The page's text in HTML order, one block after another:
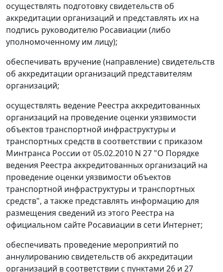
осуществлять подготовку свидетельств об
аккредитации организаций и представлять их на
подпись руководителю Росавиации (либо
уполномоченному им лицу);
обеспечивать вручение (направление) свидетельств
об аккредитации организаций представителям
организаций;
осуществлять ведение Реестра аккредитованных
организаций на проведение оценки уязвимости
объектов транспортной инфраструктуры и
транспортных средств в соответствии с приказом
Минтранса России от 05.02.2010 N 27 "О Порядке
ведения Реестра аккредитованных организаций на
проведение оценки уязвимости объектов
транспортной инфраструктуры и транспортных
средств", а также представлять информацию для
размещения сведений из этого Реестра на
официальном сайте Росавиации в сети Интернет;
обеспечивать проведение мероприятий по
аннулированию свидетельств об аккредитации
организаций в соответствии с пунктами 26 и 27